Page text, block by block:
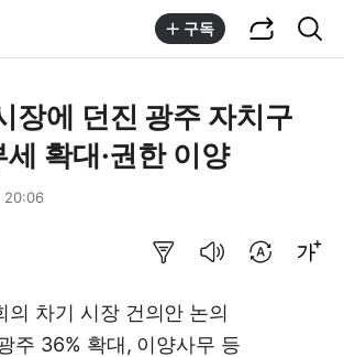
구독
장에 던진 광주 자치구
세 확대·권한 이양
20:06
의 차기 시장 건의안 논의
주 36% 확대, 이양사무 등